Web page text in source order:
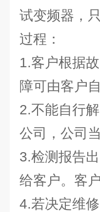
试变频器，
过程：
1.客户根据
障可由客户
2.不能自行
公司，公司
3.检测报告
给客户。客
4.若决定维